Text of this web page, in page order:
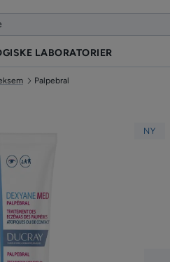
LABORATORIER
Palpebral
NY